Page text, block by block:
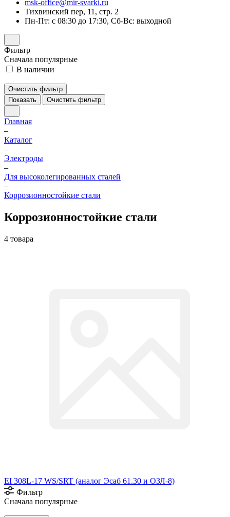
msk-office@mir-svarki.ru
Тихвинский пер, 11, стр. 2
Пн-Пт: с 08:30 до 17:30, Сб-Вс: выходной
Фильтр
Сначала популярные
В наличии
Очистить фильтр
Показать
Очистить фильтр
Главная
–
Каталог
–
Электроды
–
Для высоколегированных сталей
–
Коррозионностойкие стали
Коррозионностойкие стали
4 товара
EI 308L-17 WS/SRT (аналог Эсаб 61.30 и ОЗЛ-8)
Фильтр
Сначала популярные